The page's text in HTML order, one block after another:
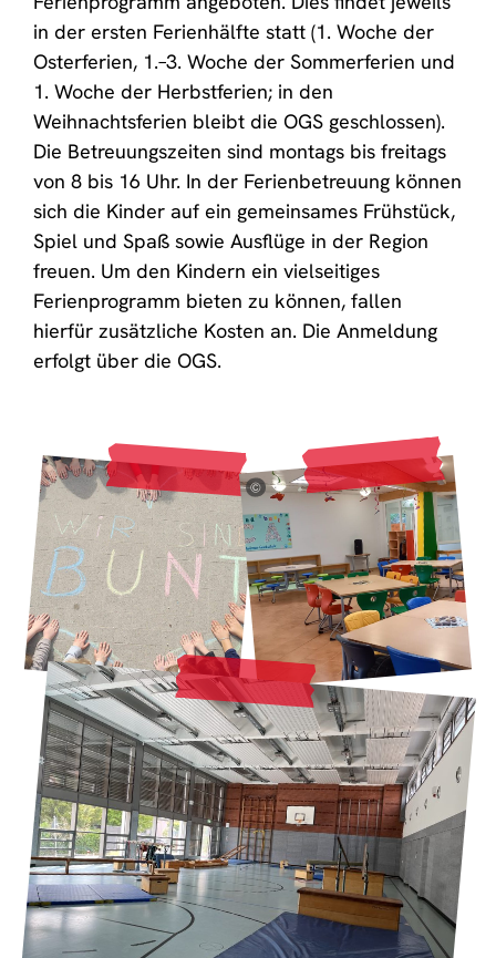
in der ersten Ferienhälfte statt (1. Woche der
Osterferien, 1.–3. Woche der Sommerferien und
1. Woche der Herbstferien; in den
Weihnachtsferien bleibt die OGS geschlossen).
Die Betreuungszeiten sind montags bis freitags
von 8 bis 16 Uhr. In der Ferienbetreuung können
sich die Kinder auf ein gemeinsames Frühstück,
Spiel und Spaß sowie Ausflüge in der Region
freuen. Um den Kindern ein vielseitiges
Ferienprogramm bieten zu können, fallen
hierfür zusätzliche Kosten an. Die Anmeldung
erfolgt über die OGS.
©